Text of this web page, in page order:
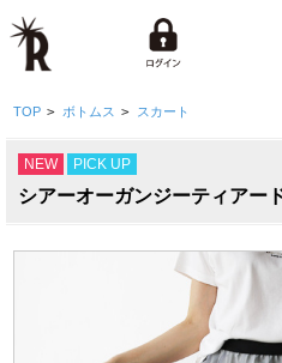
TOP > ボトムス > スカート
NEW PICK UP
シアーオーガンジーティアー